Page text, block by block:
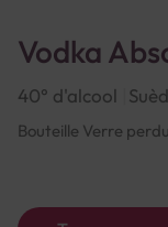
Vodka
40° d'alcool
Bouteille Verre